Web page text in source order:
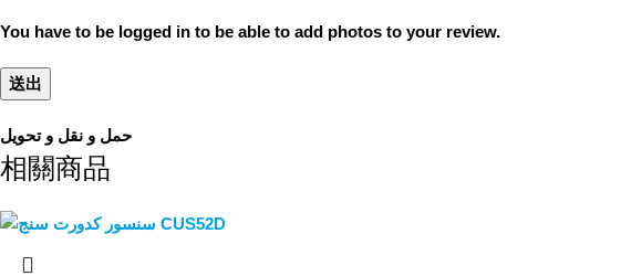
You have to be logged in to be able to add photos to your review.
حمل و نقل و تحویل
相關商品